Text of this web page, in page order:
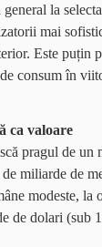
la
mai
Este puțin
consum în
ca valoare
pragul de
miliarde de
modeste, la
de dolari (sub